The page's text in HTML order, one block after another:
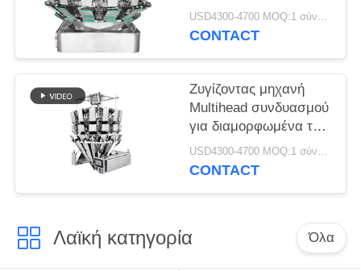
USD4300-4700 MOQ:1 σύνολο
CONTACT
Ζυγίζοντας μηχανή
Multihead συνδυασμού
για διαμορφωμένα τα
ραβδί προϊόντα
USD4300-4700 MOQ:1 σύνολο
CONTACT
Λαϊκή κατηγορία Όλα